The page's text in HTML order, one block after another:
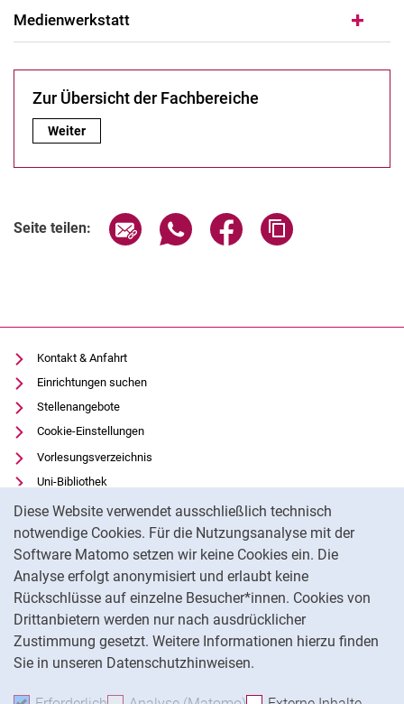
Diese Website verwendet ausschließlich technisch
notwendige Cookies. Für die Nutzungsanalyse mit der
Software Matomo setzen wir keine Cookies ein. Die
Analyse erfolgt anonymisiert und erlaubt keine
Rückschlüsse auf einzelne Besucher*innen. Cookies von
Drittanbietern werden nur nach ausdrücklicher
Zustimmung gesetzt. Weitere Informationen hierzu finden
Sie in unseren Datenschutzhinweisen.
Medienwerkstatt
Zur Übersicht der Fachbereiche
Zur Übersicht der Fachbereiche:
Weiter
Seite teilen: Seite über E-Mail teilen
Seite über WhatsApp teilen
Seite über Facebook
Kontakt & Anfahrt
Einrichtungen suchen
Stellenangebote
Cookie-Einstellungen
Vorlesungsverzeichnis
Uni-Bibliothek
Moodle
Panopto
Datenschutz
Barrierefreiheit
Transparenter KI-Einsatz